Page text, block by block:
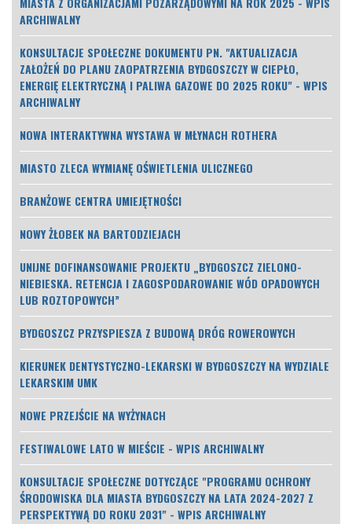
ARCHIWALNY
KONSULTACJE SPOŁECZNE DOKUMENTU PN. "AKTUALIZACJA
ZAŁOŻEŃ DO PLANU ZAOPATRZENIA BYDGOSZCZY W CIEPŁO,
ENERGIĘ ELEKTRYCZNĄ I PALIWA GAZOWE DO 2025 ROKU" - WPIS
ARCHIWALNY
NOWA INTERAKTYWNA WYSTAWA W MŁYNACH ROTHERA
MIASTO ZLECA WYMIANĘ OŚWIETLENIA ULICZNEGO
BRANŻOWE CENTRA UMIEJĘTNOŚCI
NOWY ŻŁOBEK NA BARTODZIEJACH
UNIJNE DOFINANSOWANIE PROJEKTU „BYDGOSZCZ ZIELONO-
NIEBIESKA. RETENCJA I ZAGOSPODAROWANIE WÓD OPADOWYCH
LUB ROZTOPOWYCH”
BYDGOSZCZ PRZYSPIESZA Z BUDOWĄ DRÓG ROWEROWYCH
KIERUNEK DENTYSTYCZNO-LEKARSKI W BYDGOSZCZY NA WYDZIALE
LEKARSKIM UMK
NOWE PRZEJŚCIE NA WYŻYNACH
FESTIWALOWE LATO W MIEŚCIE - WPIS ARCHIWALNY
KONSULTACJE SPOŁECZNE DOTYCZĄCE "PROGRAMU OCHRONY
ŚRODOWISKA DLA MIASTA BYDGOSZCZY NA LATA 2024-2027 Z
PERSPEKTYWĄ DO ROKU 2031" - WPIS ARCHIWALNY